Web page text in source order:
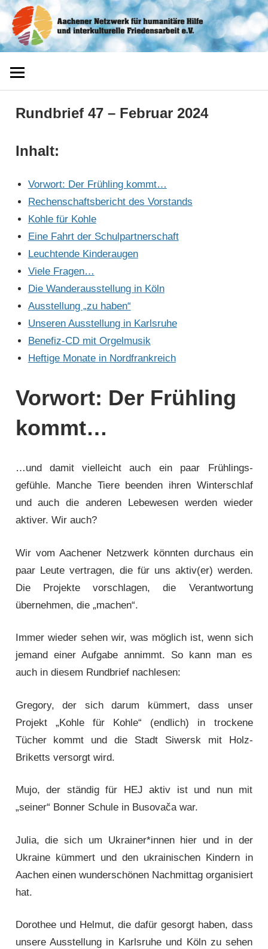
Zum
Inhalt
springen
Aachener
Netzwerk
Rundbrief 47 – Februar 2024
Inhalt:
Vorwort: Der Frühling kommt…
Rechenschaftsbericht des Vorstands
Kohle für Kohle
Eine Fahrt der Schulpartnerschaft
Leuchtende Kinderaugen
Viele Fragen…
Die Wanderausstellung in Köln
Ausstellung „zu haben“
Unseren Ausstellung in Karlsruhe
Benefiz-CD mit Orgelmusik
Heftige Monate in Nordfrankreich
Vorwort: Der Frühling
kommt…
…und damit vielleicht auch ein paar Frühlings­
gefühle. Manche Tiere beenden ihren Winter­schlaf
und auch die anderen Lebewesen werden wieder
aktiver. Wir auch?
Wir vom Aachener Netzwerk könnten durchaus ein
paar Leute vertragen, die für uns aktiv(er) werden.
Die Projekte vorschlagen, die Verant­wortung
übernehmen, die „machen“.
Immer wieder sehen wir, was möglich ist, wenn sich
jemand einer Aufgabe annimmt. So kann man es
auch in diesem Rundbrief nachlesen:
Gregory, der sich darum kümmert, dass unser
Projekt „Kohle für Kohle“ (endlich) in trockene
Tücher kommt und die Stadt Siwersk mit Holz-
Briketts versorgt wird.
Mujo, der ständig für HEJ aktiv ist und nun mit
„seiner“ Bonner Schule in Busovača war.
Julia, die sich um Ukrainer*innen hier und in der
Ukraine kümmert und den ukrainischen Kindern in
Aachen einen wunderschönen Nachmittag organisiert
hat.
Dorothee und Helmut, die dafür gesorgt haben, dass
unsere Ausstellung in Karlsruhe und Köln zu sehen